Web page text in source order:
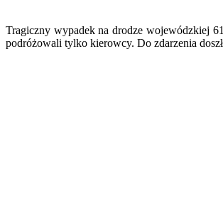
Tragiczny wypadek na drodze wojewódzkiej
podróżowali tylko kierowcy. Do zdarzenia